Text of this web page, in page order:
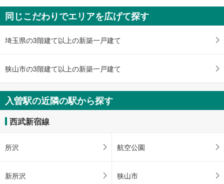
狭山市富士見1丁目
2,980万円
未定
建物面積 -
西武新宿線 「入曽」駅 徒歩33分
同じこだわりでエリアを広げて探す
埼玉県の3階建て以上の新築一戸建て
狭山市の3階建て以上の新築一戸建て
入曽駅の近隣の駅から探す
西武新宿線
所沢 航空公園
新所沢 狭山市